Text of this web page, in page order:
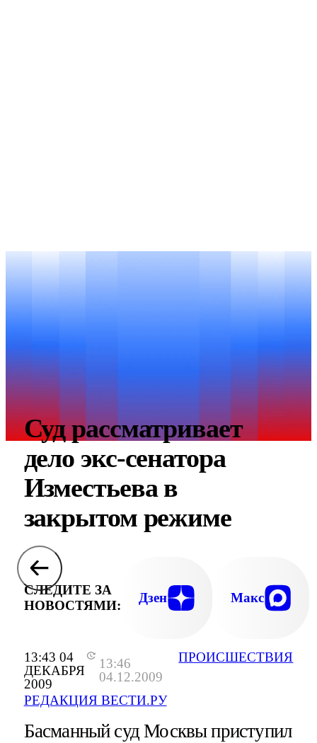
13:43 04
ДЕКАБРЯ
2009
13:46
04.12.2009
РЕДАКЦИЯ ВЕСТИ.РУ
ПРОИСШЕСТВИЯ
Суд рассматривает
дело экс-сенатора
Изместьева в
закрытом режиме
СЛЕДИТЕ ЗА
НОВОСТЯМИ:
Дзен Макс
Басманный суд Москвы приступил